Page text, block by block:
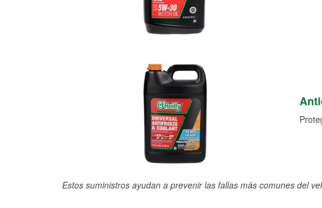
Estos suministros ayudan a prevenir las fallas más comunes del